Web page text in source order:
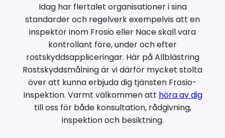
Idag har flertalet organisationer i sina
standarder och regelverk exempelvis att en
inspektör inom Frosio eller Nace skall vara
kontrollant före, under och efter
rostskyddsappliceringar. Här på Allblästring
Rostskyddsmålning är vi därför mycket stolta
över att kunna erbjuda dig tjänsten Frosio-
Inspektion. Varmt välkommen att höra av dig
till oss för både konsultation, rådgivning,
inspektion och besiktning.